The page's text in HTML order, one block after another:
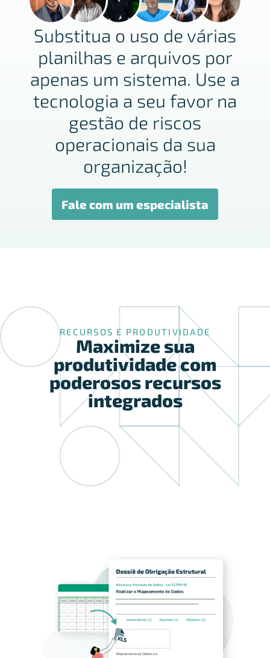
Substitua o uso de várias
planilhas e arquivos por
apenas um sistema. Use a
tecnologia a seu favor na
gestão de riscos
operacionais da sua
organização!
Fale com um especialista
RECURSOS E PRODUTIVIDADE
Maximize sua
produtividade com
poderosos recursos
integrados